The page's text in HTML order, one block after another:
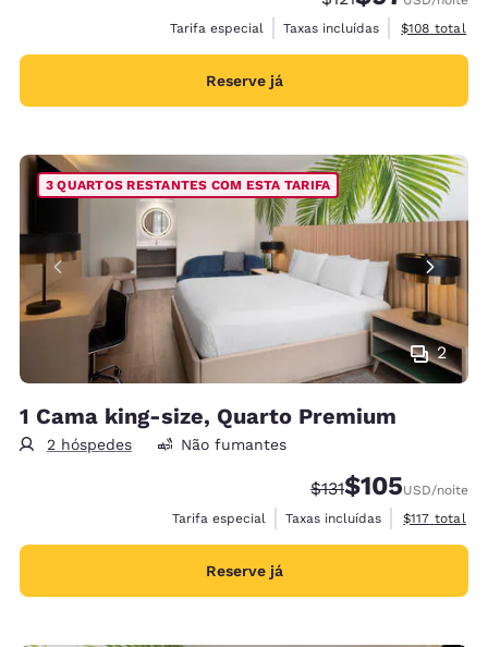
Tarifa especial
Taxas incluídas Exibir
$108 total
Reserve já
2
3 QUARTOS RESTANTES COM ESTA TARIFA
1 Cama king-size, Quarto Premium
2 hóspedes Não fumantes
Tarifa anterior
$131Tarifa com
$105USD/noite
Tarifa especial
Taxas incluídas Exibir
$117 total
Reserve já